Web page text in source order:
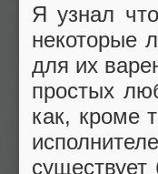
Я узнал
некоторые
для их
простых
как, кроме